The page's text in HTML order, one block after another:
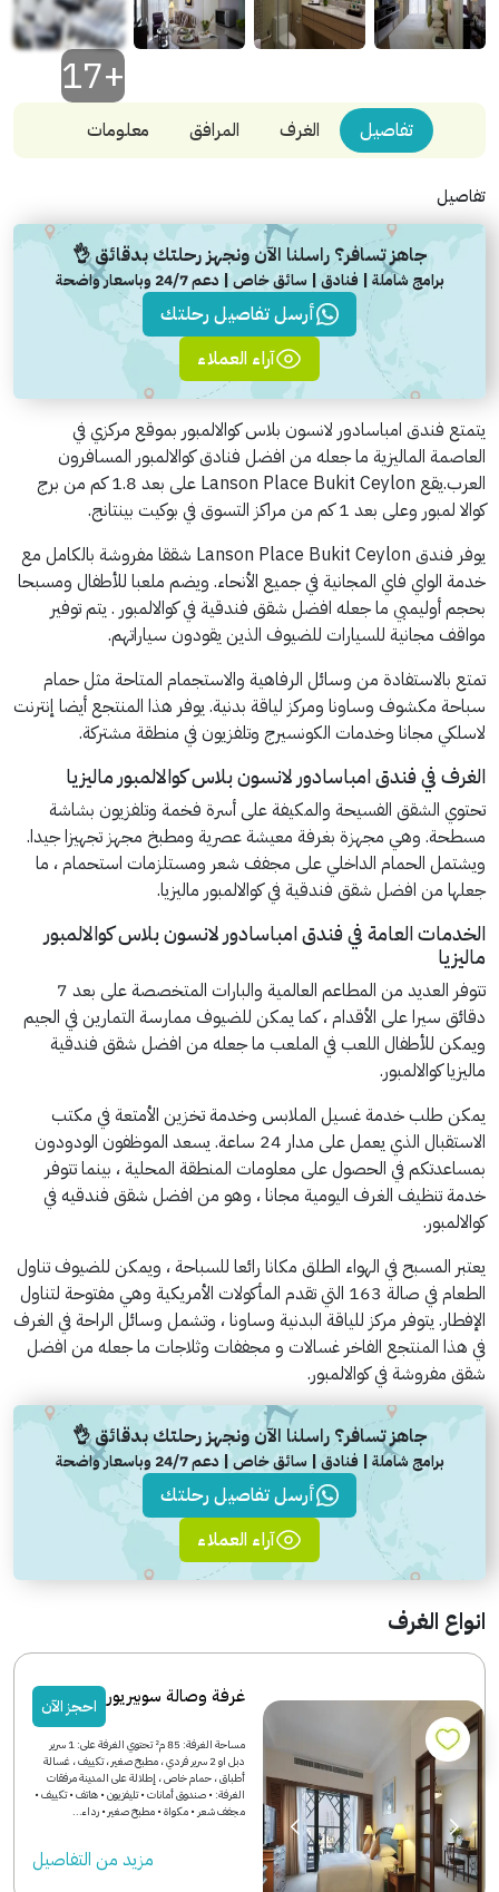
+17
تفاصيل الغرف المرافق معلومات
تفاصيل
جاهز تسافر؟ راسلنا الآن ونجهز رحلتك بدقائق 👌
برامج شاملة | فنادق | سائق خاص | دعم 24/7 وباسعار واضحة
أرسل تفاصيل رحلتك
آراء العملاء
يتمتع فندق امباسادور لانسون بلاس كوالالمبور بموقع مركزي في
العاصمة الماليزية ما جعله من افضل فنادق كوالالمبور المسافرون
العرب.يقع Lanson Place Bukit Ceylon على بعد 1.8 كم من برج
كوالا لمبور وعلى بعد 1 كم من مراكز التسوق في بوكيت بينتانج.
يوفر فندق Lanson Place Bukit Ceylon شققا مفروشة بالكامل مع
خدمة الواي فاي المجانية في جميع الأنحاء. ويضم ملعبا للأطفال ومسبحا
بحجم أوليمبي ما جعله افضل شقق فندقية في كوالالمبور . يتم توفير
مواقف مجانية للسيارات للضيوف الذين يقودون سياراتهم.
تمتع بالاستفادة من وسائل الرفاهية والاستجمام المتاحة مثل حمام
سباحة مكشوف وساونا ومركز لياقة بدنية. يوفر هذا المنتجع أيضا إنترنت
لاسلكي مجانا وخدمات الكونسيرج وتلفزيون في منطقة مشتركة.
الغرف في فندق امباسادور لانسون بلاس كوالالمبور ماليزيا
تحتوي الشقق الفسيحة والمكيفة على أسرة فخمة وتلفزيون بشاشة
مسطحة. وهي مجهزة بغرفة معيشة عصرية ومطبخ مجهز تجهيزا جيدا.
ويشتمل الحمام الداخلي على مجفف شعر ومستلزمات استحمام ، ما
جعلها من افضل شقق فندقية في كوالالمبور ماليزيا.
الخدمات العامة في فندق امباسادور لانسون بلاس كوالالمبور
ماليزيا
تتوفر العديد من المطاعم العالمية والبارات المتخصصة على بعد 7
دقائق سيرا على الأقدام ، كما يمكن للضيوف ممارسة التمارين في الجيم
ويمكن للأطفال اللعب في الملعب ما جعله من افضل شقق فندقية
ماليزيا كوالالمبور.
يمكن طلب خدمة غسيل الملابس وخدمة تخزين الأمتعة في مكتب
الاستقبال الذي يعمل على مدار 24 ساعة. يسعد الموظفون الودودون
بمساعدتكم في الحصول على معلومات المنطقة المحلية ، بينما تتوفر
خدمة تنظيف الغرف اليومية مجانا ، وهو من افضل شقق فندقيه في
كوالالمبور.
يعتبر المسبح في الهواء الطلق مكانا رائعا للسباحة ، ويمكن للضيوف تناول
الطعام في صالة 163 التي تقدم المأكولات الأمريكية وهي مفتوحة لتناول
الإفطار. يتوفر مركز للياقة البدنية وساونا ، وتشمل وسائل الراحة في الغرف
في هذا المنتجع الفاخر غسالات و مجففات وثلاجات ما جعله من افضل
شقق مفروشة في كوالالمبور.
جاهز تسافر؟ راسلنا الآن ونجهز رحلتك بدقائق 👌
برامج شاملة | فنادق | سائق خاص | دعم 24/7 وباسعار واضحة
أرسل تفاصيل رحلتك
آراء العملاء
انواع الغرف
غرفة وصالة سوبيريور احجز الآن
مساحة الغرفة: 85 م² تحتوي الغرفة على: 1 سرير
دبل او 2 سرير فردي ، مطبخ صغير ، تكييف ، غسالة
أطباق ، حمام خاص ، إطلالة على المدينة مرفقات
الغرفة: • صندوق أمانات • تليفزيون • هاتف • تكييف •
مجفف شعر • مكواة • مطبخ صغير • رداء...
مزید من التفاصیل